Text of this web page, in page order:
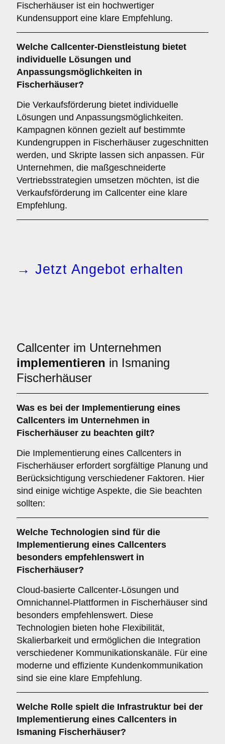
Fischerhäuser ist ein hochwertiger
Kundensupport eine klare Empfehlung.
Welche Callcenter-Dienstleistung bietet
individuelle Lösungen und
Anpassungsmöglichkeiten in
Fischerhäuser?
Die Verkaufsförderung bietet individuelle
Lösungen und Anpassungsmöglichkeiten.
Kampagnen können gezielt auf bestimmte
Kundengruppen in Fischerhäuser zugeschnitten
werden, und Skripte lassen sich anpassen. Für
Unternehmen, die maßgeschneiderte
Vertriebsstrategien umsetzen möchten, ist die
Verkaufsförderung im Callcenter eine klare
Empfehlung.
→ Jetzt Angebot erhalten
Callcenter im Unternehmen
implementieren in Ismaning
Fischerhäuser
Was es bei der Implementierung eines
Callcenters im Unternehmen in
Fischerhäuser zu beachten gilt?
Die Implementierung eines Callcenters in
Fischerhäuser erfordert sorgfältige Planung und
Berücksichtigung verschiedener Faktoren. Hier
sind einige wichtige Aspekte, die Sie beachten
sollten:
Welche Technologien sind für die
Implementierung eines Callcenters
besonders empfehlenswert in
Fischerhäuser?
Cloud-basierte Callcenter-Lösungen und
Omnichannel-Plattformen in Fischerhäuser sind
besonders empfehlenswert. Diese
Technologien bieten hohe Flexibilität,
Skalierbarkeit und ermöglichen die Integration
verschiedener Kommunikationskanäle. Für eine
moderne und effiziente Kundenkommunikation
sind sie eine klare Empfehlung.
Welche Rolle spielt die Infrastruktur bei der
Implementierung eines Callcenters in
Ismaning Fischerhäuser?